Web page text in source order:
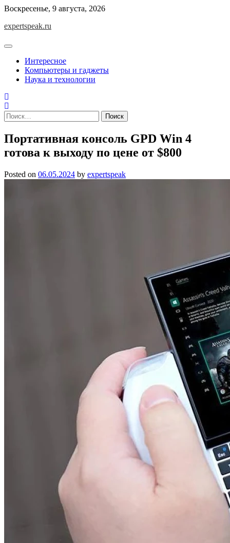
Skip
content
Воскресенье, 9 августа, 2026
expertspeak.ru
Интересное
Компьютеры и гаджеты
Наука и технологии
Найти:
Портативная консоль GPD Win 4
готова к выходу по цене от $800
Posted on 06.05.2024 by expertspeak